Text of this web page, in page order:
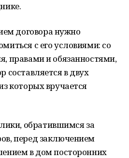
договора нужно
с его условиями: со
правами и обязанностями,
составляется в двух
которых вручается
обратившимся за
перед заключением
в дом посторонних